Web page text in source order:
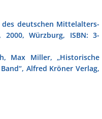
des deutschen Mittelalters-
2000, Würzburg, ISBN: 3-
Max Miller, „Historische
Alfred Kröner Verlag,